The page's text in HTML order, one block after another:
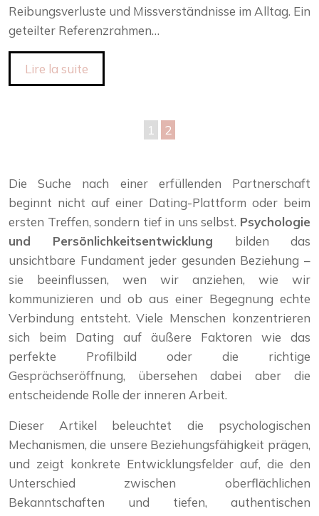
Reibungsverluste und Missverständnisse im Alltag. Ein
geteilter Referenzrahmen…
Lire la suite
1 2
Die Suche nach einer erfüllenden Partnerschaft
beginnt nicht auf einer Dating-Plattform oder beim
ersten Treffen, sondern tief in uns selbst. Psychologie
und Persönlichkeitsentwicklung bilden das
unsichtbare Fundament jeder gesunden Beziehung –
sie beeinflussen, wen wir anziehen, wie wir
kommunizieren und ob aus einer Begegnung echte
Verbindung entsteht. Viele Menschen konzentrieren
sich beim Dating auf äußere Faktoren wie das
perfekte Profilbild oder die richtige
Gesprächseröffnung, übersehen dabei aber die
entscheidende Rolle der inneren Arbeit.
Dieser Artikel beleuchtet die psychologischen
Mechanismen, die unsere Beziehungsfähigkeit prägen,
und zeigt konkrete Entwicklungsfelder auf, die den
Unterschied zwischen oberflächlichen
Bekanntschaften und tiefen, authentischen